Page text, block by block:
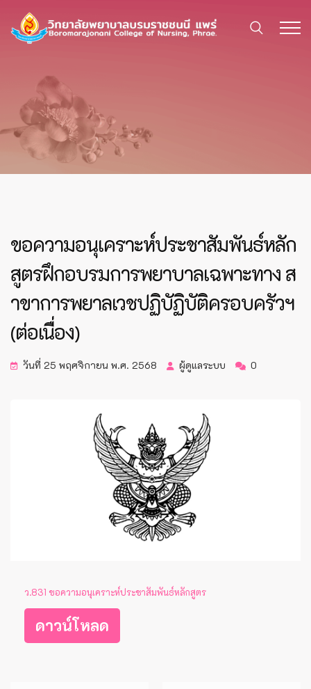
ขอความอนุเคราะห์ประชาสัมพันธ์หลัก
สูตรฝึกอบรมการพยาบาลเฉพาะทาง ส
าขาการพยาลเวชปฏิบัฏิบัติครอบครัวฯ
(ต่อเนื่อง)
วันที่ 25 พฤศจิกายน พ.ศ. 2568 ผู้ดูแลระบบ 0
ว.831 ขอความอนุเคราะห์ประชาสัมพันธ์หลักสูตร
ดาวน์โหลด